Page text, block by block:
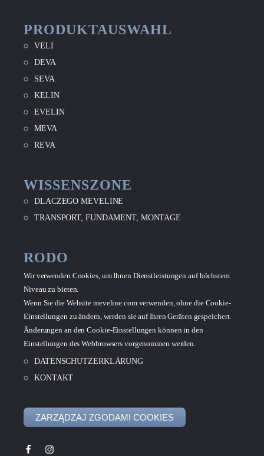
PRODUKTAUSWAHL
VELI
DEVA
SEVA
KELIN
EVELIN
MEVA
REVA
WISSENSZONE
DLACZEGO MEVELINE
TRANSPORT, FUNDAMENT, MONTAGE
RODO
Wir verwenden Cookies, um Ihnen Dienstleistungen auf höchstem
Niveau zu bieten.
Wenn Sie die Website meveline.com verwenden, ohne die Cookie-
Einstellungen zu ändern, werden sie auf Ihren Geräten gespeichert.
Änderungen an den Cookie-Einstellungen können in den
Einstellungen des Webbrowsers vorgenommen werden.
DATENSCHUTZERKLÄRUNG
KONTAKT
ZARZĄDZAJ ZGODAMI COOKIES